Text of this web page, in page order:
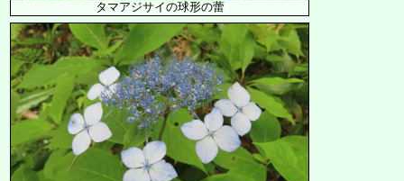
タマアジサイの球形の蕾